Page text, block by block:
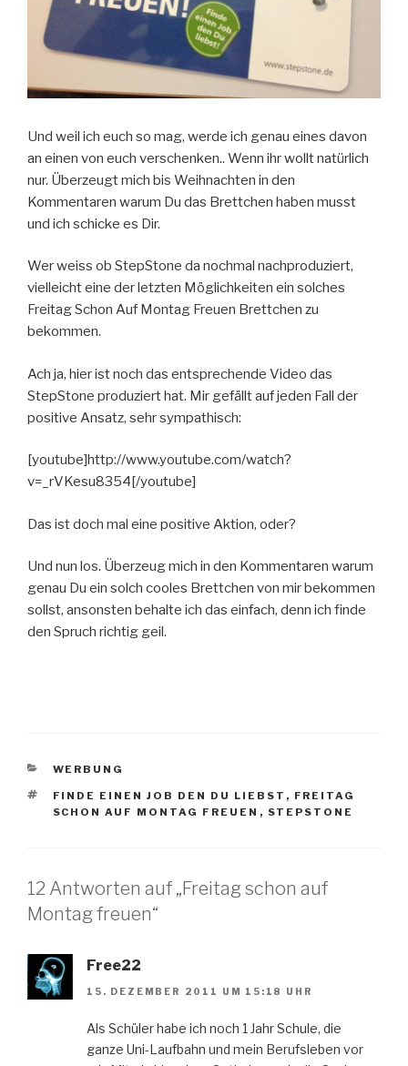
Und weil ich euch so mag, werde ich genau eines davon
an einen von euch verschenken.. Wenn ihr wollt natürlich
nur. Überzeugt mich bis Weihnachten in den
Kommentaren warum Du das Brettchen haben musst
und ich schicke es Dir.
Wer weiss ob StepStone da nochmal nachproduziert,
vielleicht eine der letzten Möglichkeiten ein solches
Freitag Schon Auf Montag Freuen Brettchen zu
bekommen.
Ach ja, hier ist noch das entsprechende Video das
StepStone produziert hat. Mir gefällt auf jeden Fall der
positive Ansatz, sehr sympathisch:
[youtube]http://www.youtube.com/watch?
v=_rVKesu8354[/youtube]
Das ist doch mal eine positive Aktion, oder?
Und nun los. Überzeug mich in den Kommentaren warum
genau Du ein solch cooles Brettchen von mir bekommen
sollst, ansonsten behalte ich das einfach, denn ich finde
den Spruch richtig geil.
KATEGORIEN
WERBUNG
SCHLAGWÖRTER
FINDE EINEN JOB DEN DU LIEBST , FREITAG
SCHON AUF MONTAG FREUEN , STEPSTONE
12 Antworten auf „Freitag schon auf
Montag freuen“
Free22
15. DEZEMBER 2011 UM 15:18 UHR
Als Schüler habe ich noch 1 Jahr Schule, die
ganze Uni-Laufbahn und mein Berufsleben vor